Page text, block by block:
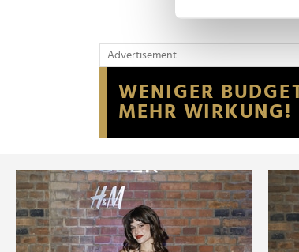
Wir verwenden
Website an
möglicherweise
der Dienste
Advertisement